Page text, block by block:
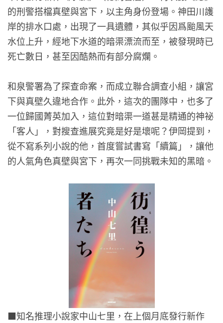
的刑警搭檔真壁與宮下，以主角身份登場。神田川護
岸的排水口處，出現了一具遺體，其似乎因爲颱風天
水位上升，經地下水道的暗渠漂流而至，被發現時已
死亡數日，甚至因酷熱而有部分腐爛。
和泉警署為了探查命案，而成立聯合調查小組，讓宮
下與真壁久違地合作。此外，這次的團隊中，也多了
一位歸國菁英加入，這位對暗渠一道甚是精通的神祕
「客人」，對搜查進展究竟是好是壞呢？伊岡提到，
從不寫系列小說的他，首度嘗試書寫「續篇」，讓他
的人氣角色真壁與宮下，再次一同挑戰未知的黑暗。
■知名推理小說家中山七里，在上個月底發行新作